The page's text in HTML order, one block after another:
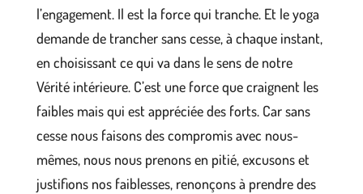
l’engagement. Il est la force qui tranche. Et le yoga
demande de trancher sans cesse, à chaque instant,
en choisissant ce qui va dans le sens de notre
Vérité intérieure. C’est une force que craignent les
faibles mais qui est appréciée des forts. Car sans
cesse nous faisons des compromis avec nous-
mêmes, nous nous prenons en pitié, excusons et
justifions nos faiblesses, renonçons à prendre des